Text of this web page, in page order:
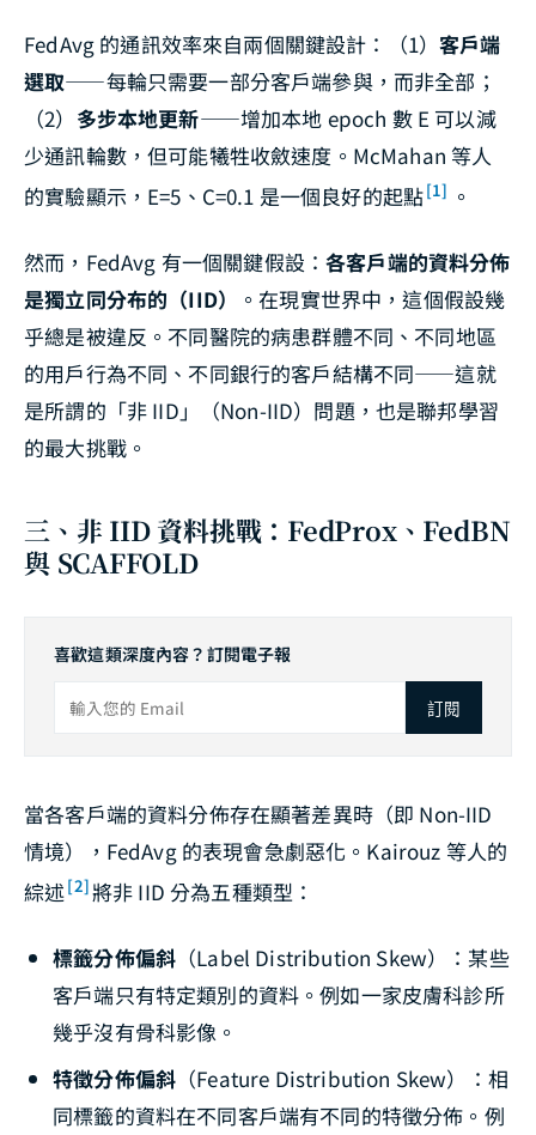
FedAvg 的通訊效率來自兩個關鍵設計：（1）客戶端
選取——每輪只需要一部分客戶端參與，而非全部；
（2） 多步本地更新——增加本地 epoch 數 E 可以減
少通訊輪數，但可能犧牲收斂速度。McMahan 等人
的實驗顯示，E=5、C=0.1 是一個良好的起點[1] 。
然而，FedAvg 有一個關鍵假設：各客戶端的資料分佈
是獨立同分布的（IID）
。在現實世界中，這個假設幾
乎總是被違反。不同醫院的病患群體不同、不同地區
的用戶行為不同、不同銀行的客戶結構不同——這就
是所謂的「非 IID」（Non-IID）問題，也是聯邦學習
的最大挑戰。
三、非 IID 資料挑戰：FedProx、FedBN
與 SCAFFOLD
喜歡這類深度內容？訂閱電子報
訂閱
當各客戶端的資料分佈存在顯著差異時（即 Non-IID
情境），FedAvg 的表現會急劇惡化。Kairouz 等人的
綜述[2]將非 IID 分為五種類型：
標籤分佈偏斜 （Label Distribution Skew）：某些
客戶端只有特定類別的資料。例如一家皮膚科診所
幾乎沒有骨科影像。
特徵分佈偏斜 （Feature Distribution Skew）：相
同標籤的資料在不同客戶端有不同的特徵分佈。例